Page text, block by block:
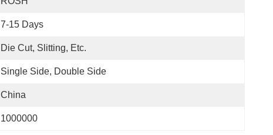
7-15 Days
Die Cut, Slitting, Etc.
Single Side, Double Side
China
1000000